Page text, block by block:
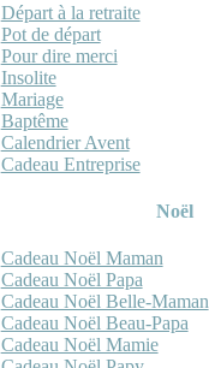
Départ à la retraite
Pot de départ
Pour dire merci
Insolite
Mariage
Baptême
Calendrier Avent
Cadeau Entreprise
Noël
Cadeau Noël Maman
Cadeau Noël Papa
Cadeau Noël Belle-Maman
Cadeau Noël Beau-Papa
Cadeau Noël Mamie